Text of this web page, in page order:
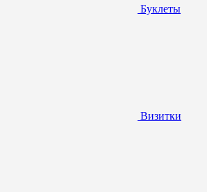
Буклеты
Визитки